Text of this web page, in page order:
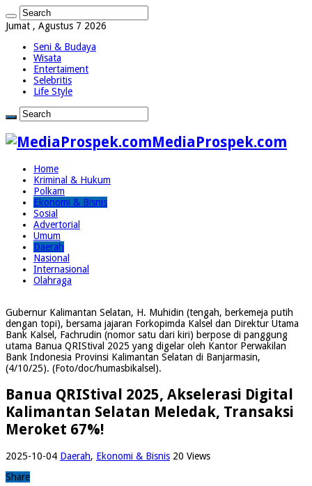
Jumat , Agustus 7 2026
Seni & Budaya
Wisata
Entertaiment
Selebritis
Life Style
MediaProspek.com
Home
Kriminal & Hukum
Polkam
Ekonomi & Bisnis
Sosial
Advertorial
Umum
Daerah
Nasional
Internasional
Olahraga
Gubernur Kalimantan Selatan, H. Muhidin (tengah, berkemeja putih
dengan topi), bersama jajaran Forkopimda Kalsel dan Direktur Utama
Bank Kalsel, Fachrudin (nomor satu dari kiri) berpose di panggung
utama Banua QRIStival 2025 yang digelar oleh Kantor Perwakilan
Bank Indonesia Provinsi Kalimantan Selatan di Banjarmasin,
(4/10/25). (Foto/doc/humasbikalsel).
Banua QRIStival 2025, Akselerasi Digital
Kalimantan Selatan Meledak, Transaksi
Meroket 67%!
2025-10-04 Daerah, Ekonomi & Bisnis 20 Views
Share